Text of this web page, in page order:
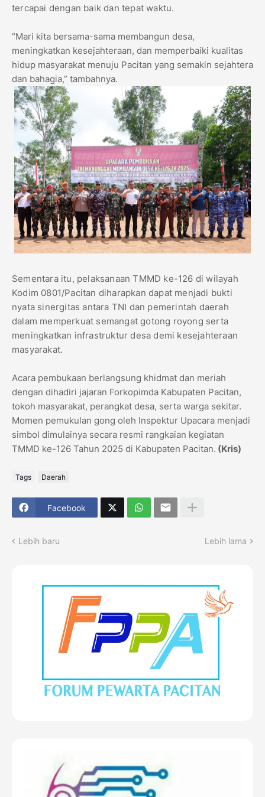
tercapai dengan baik dan tepat waktu.
“Mari kita bersama-sama membangun desa,
meningkatkan kesejahteraan, dan memperbaiki kualitas
hidup masyarakat menuju Pacitan yang semakin sejahtera
dan bahagia,” tambahnya.
Sementara itu, pelaksanaan TMMD ke-126 di wilayah
Kodim 0801/Pacitan diharapkan dapat menjadi bukti
nyata sinergitas antara TNI dan pemerintah daerah
dalam memperkuat semangat gotong royong serta
meningkatkan infrastruktur desa demi kesejahteraan
masyarakat.
Acara pembukaan berlangsung khidmat dan meriah
dengan dihadiri jajaran Forkopimda Kabupaten Pacitan,
tokoh masyarakat, perangkat desa, serta warga sekitar.
Momen pemukulan gong oleh Inspektur Upacara menjadi
simbol dimulainya secara resmi rangkaian kegiatan
TMMD ke-126 Tahun 2025 di Kabupaten Pacitan. (Kris)
Tags Daerah
Facebook
Lebih baru Lebih lama